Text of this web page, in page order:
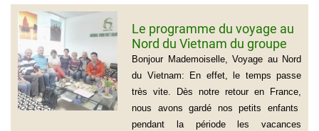
Le programme du voyage au
Nord du Vietnam du groupe
de Madame Jacqueline
MONTAGNE
Bonjour Mademoiselle, Voyage au Nord
du Vietnam: En effet, le temps passe
très vite. Dès notre retour en France,
nous avons gardé nos petits enfants
pendant la période les vacances